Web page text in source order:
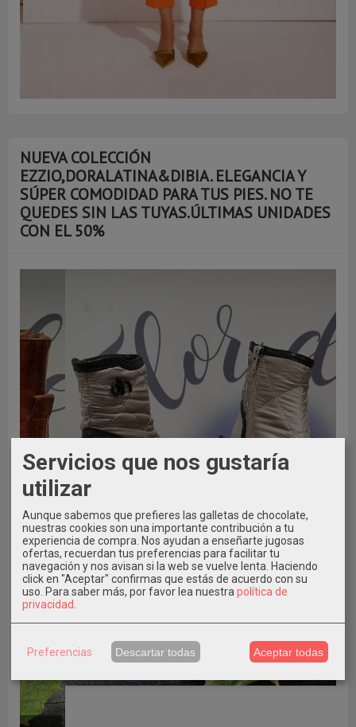
NUEVA COLECCIÓN
EZZIO,DORALATINA&DIBIA. ELEGANCIA Y
SÚPER COMODIDAD PARA TUS PIES. NO TE
QUEDES SIN LAS TUYAS.ÚLTIMAS UNIDADES
CON EL 50%
Servicios que nos gustaría
utilizar
Aunque sabemos que prefieres las galletas de chocolate,
nuestras cookies son una importante contribución a tu
experiencia de compra. Nos ayudan a enseñarte jugosas
ofertas, recuerdan tus preferencias para facilitar tu
navegación y nos avisan si la web se vuelve lenta. Haciendo
click en "Aceptar" confirmas que estás de acuerdo con su
uso. Para saber más, por favor lea nuestra política de
privacidad
Preferencias Descartar todas Aceptar todas